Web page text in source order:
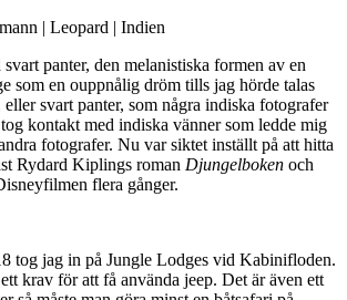
panter, den melanistiska formen av en
som en ouppnålig dröm tills jag hörde talas
svart panter, som några indiska fotografer
kontakt med indiska vänner som ledde mig
fotografer. Nu var siktet inställt på att hitta
Rydard Kiplings roman Djungelboken och
flera gånger.
tog jag in på Jungle Lodges vid Kabinifloden.
krav för att få använda jeep. Det är även ett